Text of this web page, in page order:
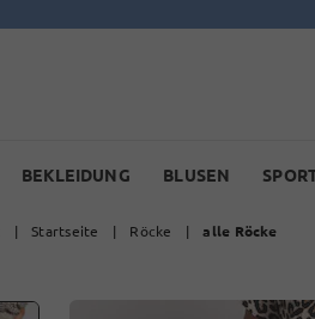
BEKLEIDUNG BLUSEN
| Startseite | Röcke | alle Röcke